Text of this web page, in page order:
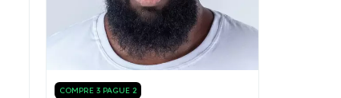
COMPRE 3 PAGUE 2